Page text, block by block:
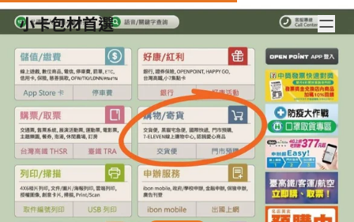
小卡包材首選